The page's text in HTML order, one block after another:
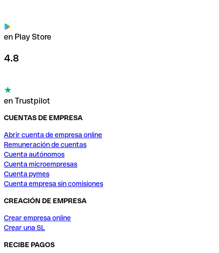
en Play Store
4.8
en Trustpilot
CUENTAS DE EMPRESA
Abrir cuenta de empresa online
Remuneración de cuentas
Cuenta autónomos
Cuenta microempresas
Cuenta pymes
Cuenta empresa sin comisiones
CREACIÓN DE EMPRESA
Crear empresa online
Crear una SL
RECIBE PAGOS